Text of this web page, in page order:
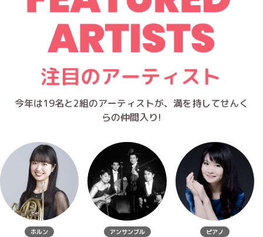
今年は19名と2組のアーティストが、満を持してせんく
らの仲間入り!
ホルン アンサンブル ピアノ